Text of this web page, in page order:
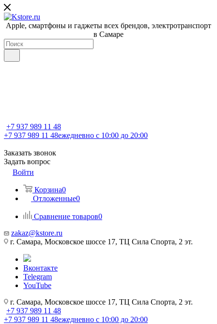
Apple, cмартфоны и гаджеты всех брендов, электротранспорт
в Самаре
+7 937 989 11 48
+7 937 989 11 48ежедневно с 10:00 до 20:00
Заказать звонок
Задать вопрос
Войти
Корзина0
Отложенные0
Сравнение товаров0
zakaz@kstore.ru
г. Самара, Московское шоссе 17, ТЦ Сила Спорта, 2 эт.
Вконтакте
Telegram
YouTube
г. Самара, Московское шоссе 17, ТЦ Сила Спорта, 2 эт.
+7 937 989 11 48
+7 937 989 11 48ежедневно с 10:00 до 20:00